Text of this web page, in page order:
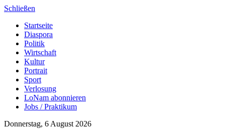
Schließen
Startseite
Diaspora
Politik
Wirtschaft
Kultur
Portrait
Sport
Verlosung
LoNam abonnieren
Jobs / Praktikum
Donnerstag, 6 August 2026